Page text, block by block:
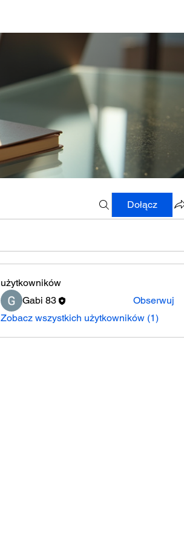
Dołącz
użytkowników
Gabi 83
Obserwuj
Zobacz wszystkich użytkowników (1)